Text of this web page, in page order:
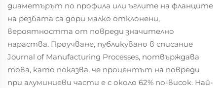
диаметърът по профила или ъглите на фланците
на резбата са дори малко отклонени,
вероятността от повреди значително
нараства. Проучване, публикувано в списание
Journal of Manufacturing Processes, потвърждава
това, като показва, че процентът на повреди
при алуминиеви части е с около 62% по-висок. Най-